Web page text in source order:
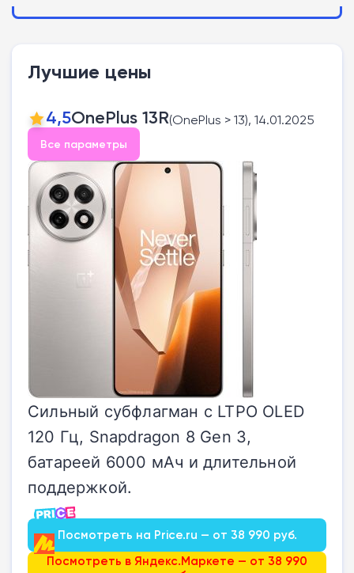
Лучшие цены
4,5OnePlus 13R(OnePlus > 13), 14.01.2025
Все параметры
Сильный субфлагман с LTPO OLED
120 Гц, Snapdragon 8 Gen 3,
батареей 6000 мАч и длительной
поддержкой.
Посмотреть на Price.ru — от 38 990 руб.
Посмотреть в Яндекс.Маркете — от 38 990